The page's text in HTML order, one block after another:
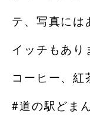
テ、写真には
イッチもあり
コーヒー、
#道の駅どま